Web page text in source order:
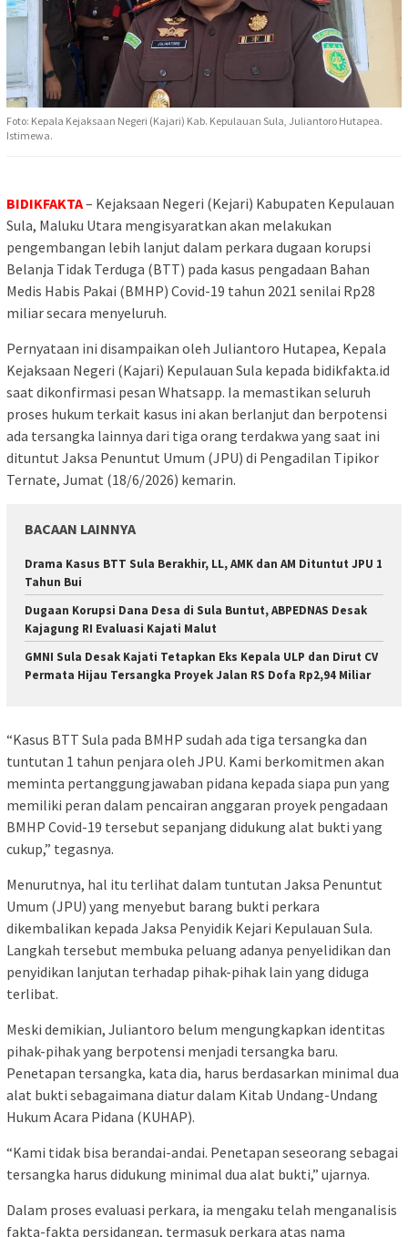
Foto: Kepala Kejaksaan Negeri (Kajari) Kab. Kepulauan Sula, Juliantoro Hutapea.
Istimewa.
BIDIKFAKTA– Kejaksaan Negeri (Kejari) Kabupaten Kepulauan
Sula, Maluku Utara mengisyaratkan akan melakukan
pengembangan lebih lanjut dalam perkara dugaan korupsi
Belanja Tidak Terduga (BTT) pada kasus pengadaan Bahan
Medis Habis Pakai (BMHP) Covid-19 tahun 2021 senilai Rp28
miliar secara menyeluruh.
Pernyataan ini disampaikan oleh Juliantoro Hutapea, Kepala
Kejaksaan Negeri (Kajari) Kepulauan Sula kepada bidikfakta.id
saat dikonfirmasi pesan Whatsapp. Ia memastikan seluruh
proses hukum terkait kasus ini akan berlanjut dan berpotensi
ada tersangka lainnya dari tiga orang terdakwa yang saat ini
dituntut Jaksa Penuntut Umum (JPU) di Pengadilan Tipikor
Ternate, Jumat (18/6/2026) kemarin.
BACAAN LAINNYA
Drama Kasus BTT Sula Berakhir, LL, AMK dan AM Dituntut JPU 1
Tahun Bui
Dugaan Korupsi Dana Desa di Sula Buntut, ABPEDNAS Desak
Kajagung RI Evaluasi Kajati Malut
GMNI Sula Desak Kajati Tetapkan Eks Kepala ULP dan Dirut CV
Permata Hijau Tersangka Proyek Jalan RS Dofa Rp2,94 Miliar
“Kasus BTT Sula pada BMHP sudah ada tiga tersangka dan
tuntutan 1 tahun penjara oleh JPU. Kami berkomitmen akan
meminta pertanggungjawaban pidana kepada siapa pun yang
memiliki peran dalam pencairan anggaran proyek pengadaan
BMHP Covid-19 tersebut sepanjang didukung alat bukti yang
cukup,” tegasnya.
Menurutnya, hal itu terlihat dalam tuntutan Jaksa Penuntut
Umum (JPU) yang menyebut barang bukti perkara
dikembalikan kepada Jaksa Penyidik Kejari Kepulauan Sula.
Langkah tersebut membuka peluang adanya penyelidikan dan
penyidikan lanjutan terhadap pihak-pihak lain yang diduga
terlibat.
Meski demikian, Juliantoro belum mengungkapkan identitas
pihak-pihak yang berpotensi menjadi tersangka baru.
Penetapan tersangka, kata dia, harus berdasarkan minimal dua
alat bukti sebagaimana diatur dalam Kitab Undang-Undang
Hukum Acara Pidana (KUHAP).
“Kami tidak bisa berandai-andai. Penetapan seseorang sebagai
tersangka harus didukung minimal dua alat bukti,” ujarnya.
Dalam proses evaluasi perkara, ia mengaku telah menganalisis
fakta-fakta persidangan, termasuk perkara atas nama